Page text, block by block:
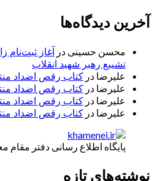
آخرین دیدگاه‌ها
محسن حسینی در آغاز ثبت‌نام
تشییع رهبر شهید انقلاب
علیرضا در کتاب رقص اضداد
علیرضا در کتاب رقص اضداد
علیرضا در کتاب رقص اضداد
علیرضا در کتاب رقص اضداد
پایگاه اطلاع رسانی دفتر
نوشته‌های تازه